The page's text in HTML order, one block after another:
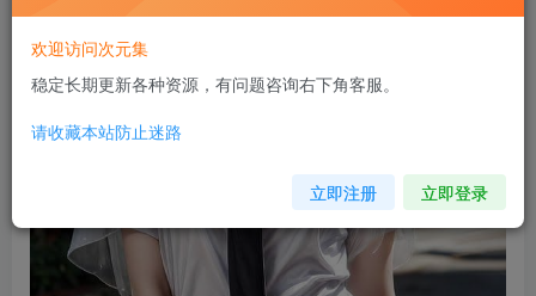
欢迎访问次元集
稳定长期更新各种资源，有问题咨询右下角客服。
请收藏本站防止迷路
立即注册 立即登录